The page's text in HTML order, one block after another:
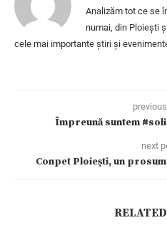
Analizăm tot ce se
numai, din Ploiești
cele mai importante știri și
Împreună suntem
next
Conpet Ploiești, un